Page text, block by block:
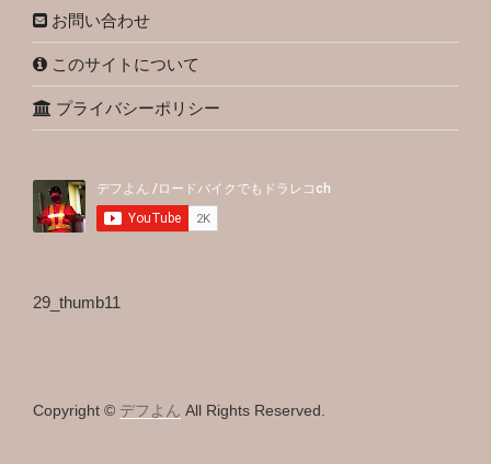
お問い合わせ
このサイトについて
プライバシーポリシー
29_thumb11
Copyright © デフよん All Rights Reserved.